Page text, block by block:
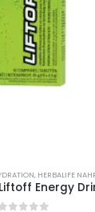
, HERBALIFE
Energy